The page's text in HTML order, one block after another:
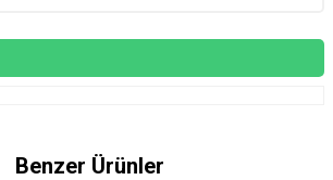
Benzer Ürünler